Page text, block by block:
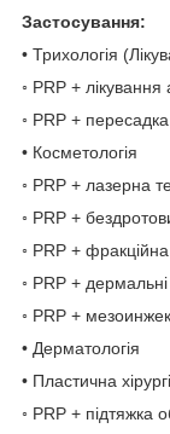
Застосування:
• Трихологія
◦ PRP + лікування
◦ PRP +
• Косметологія
◦ PRP + лазерна
◦ PRP +
◦ PRP +
◦ PRP +
◦ PRP +
• Дерматологія
• Пластична
◦ PRP + підтяжка